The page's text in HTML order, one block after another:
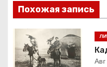
и
а
Похожая запись